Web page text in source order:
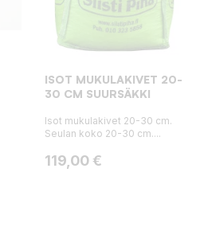
ISOT MUKULAKIVET 20-
30 CM SUURSÄKKI
Isot mukulakivet 20-30 cm.
Seulan koko 20-30 cm....
Hinta
119,00 €